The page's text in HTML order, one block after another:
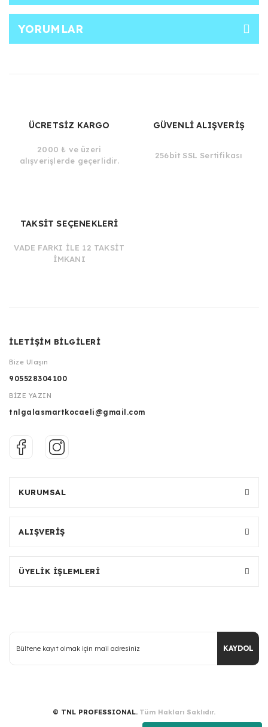
YORUMLAR
ÜCRETSİZ KARGO
2000 ₺ ve üzeri
alışverişlerde geçerlidir.
GÜVENLİ ALIŞVERİŞ
256bit SSL Sertifikası
TAKSİT SEÇENEKLERİ
VADE FARKI İLE 12 TAKSİT
İMKANI
İLETİŞİM BİLGİLERİ
Bize Ulaşın
905528304100
BİZE YAZIN
tnlgalasmartkocaeli@gmail.com
KURUMSAL
ALIŞVERİŞ
ÜYELİK İŞLEMLERİ
KAYDOL
© TNL PROFESSIONAL. Tüm Hakları Saklıdır.